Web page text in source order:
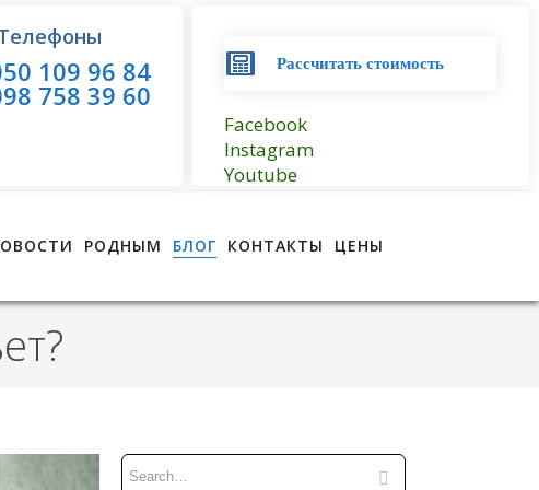
109 96 84
758 39 60
Рассчитать стоимость
Facebook
Instagram
Youtube
РОДНЫМ БЛОГ КОНТАКТЫ ЦЕНЫ